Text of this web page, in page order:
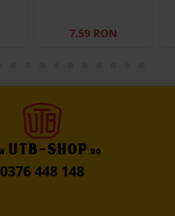
7.59 RON
0376 448 148